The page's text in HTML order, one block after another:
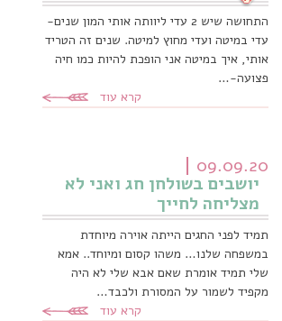
התחושה שיש 2 עדי ליוותה אותי המון שנים-
עדי במיטה ועדי מחוץ למיטה. שנים זה הטריד
אותי, איך במיטה אני הופכת להיות כמו חיה
פצועה-…
קרא עוד
09.09.20
יושבים בשולחן חג ואני לא
מצליחה לחייך
תמיד לפני החגים הייתה אוירה מיוחדת
במשפחה שלנו… משהו קסום ומיוחד.. אמא
שלי תמיד אומרת שאם אבא שלי לא היה
מקפיד לשמור על המסורת ולכבד…
קרא עוד